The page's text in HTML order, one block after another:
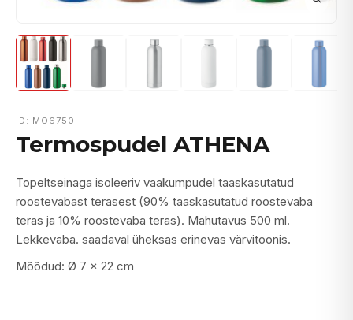
ID: MO6750
Termospudel ATHENA
Topeltseinaga isoleeriv vaakumpudel taaskasutatud
roostevabast terasest (90% taaskasutatud roostevaba
teras ja 10% roostevaba teras). Mahutavus 500 ml.
Lekkevaba. saadaval üheksas erinevas värvitoonis.
Mõõdud: Ø 7 x 22 cm